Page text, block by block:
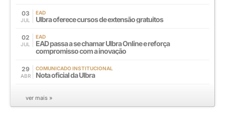
03
JUL
EAD
Ulbra oferece cursos de extensão gratuitos
02
JUL
EAD
EAD passa a se chamar Ulbra Online e reforça
compromisso com a inovação
29
ABR
COMUNICADO INSTITUCIONAL
Nota oficial da Ulbra
ver mais »